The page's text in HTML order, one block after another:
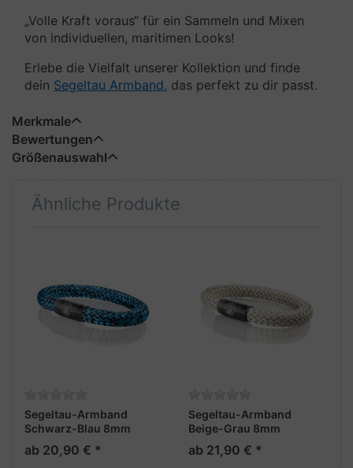
„Volle Kraft voraus“ für ein Sammeln und Mixen
von individuellen, maritimen Looks!
Erlebe die Vielfalt unserer Kollektion und finde
dein Segeltau Armband, das perfekt zu dir passt.
Merkmale
Bewertungen
Größenauswahl
Ähnliche Produkte
Segeltau-Armband
Schwarz-Blau 8mm
"Fehmarn"
ab 20,90 € *
Segeltau-Armband
Beige-Grau 8mm
"Fehmarn"
ab 21,90 € *